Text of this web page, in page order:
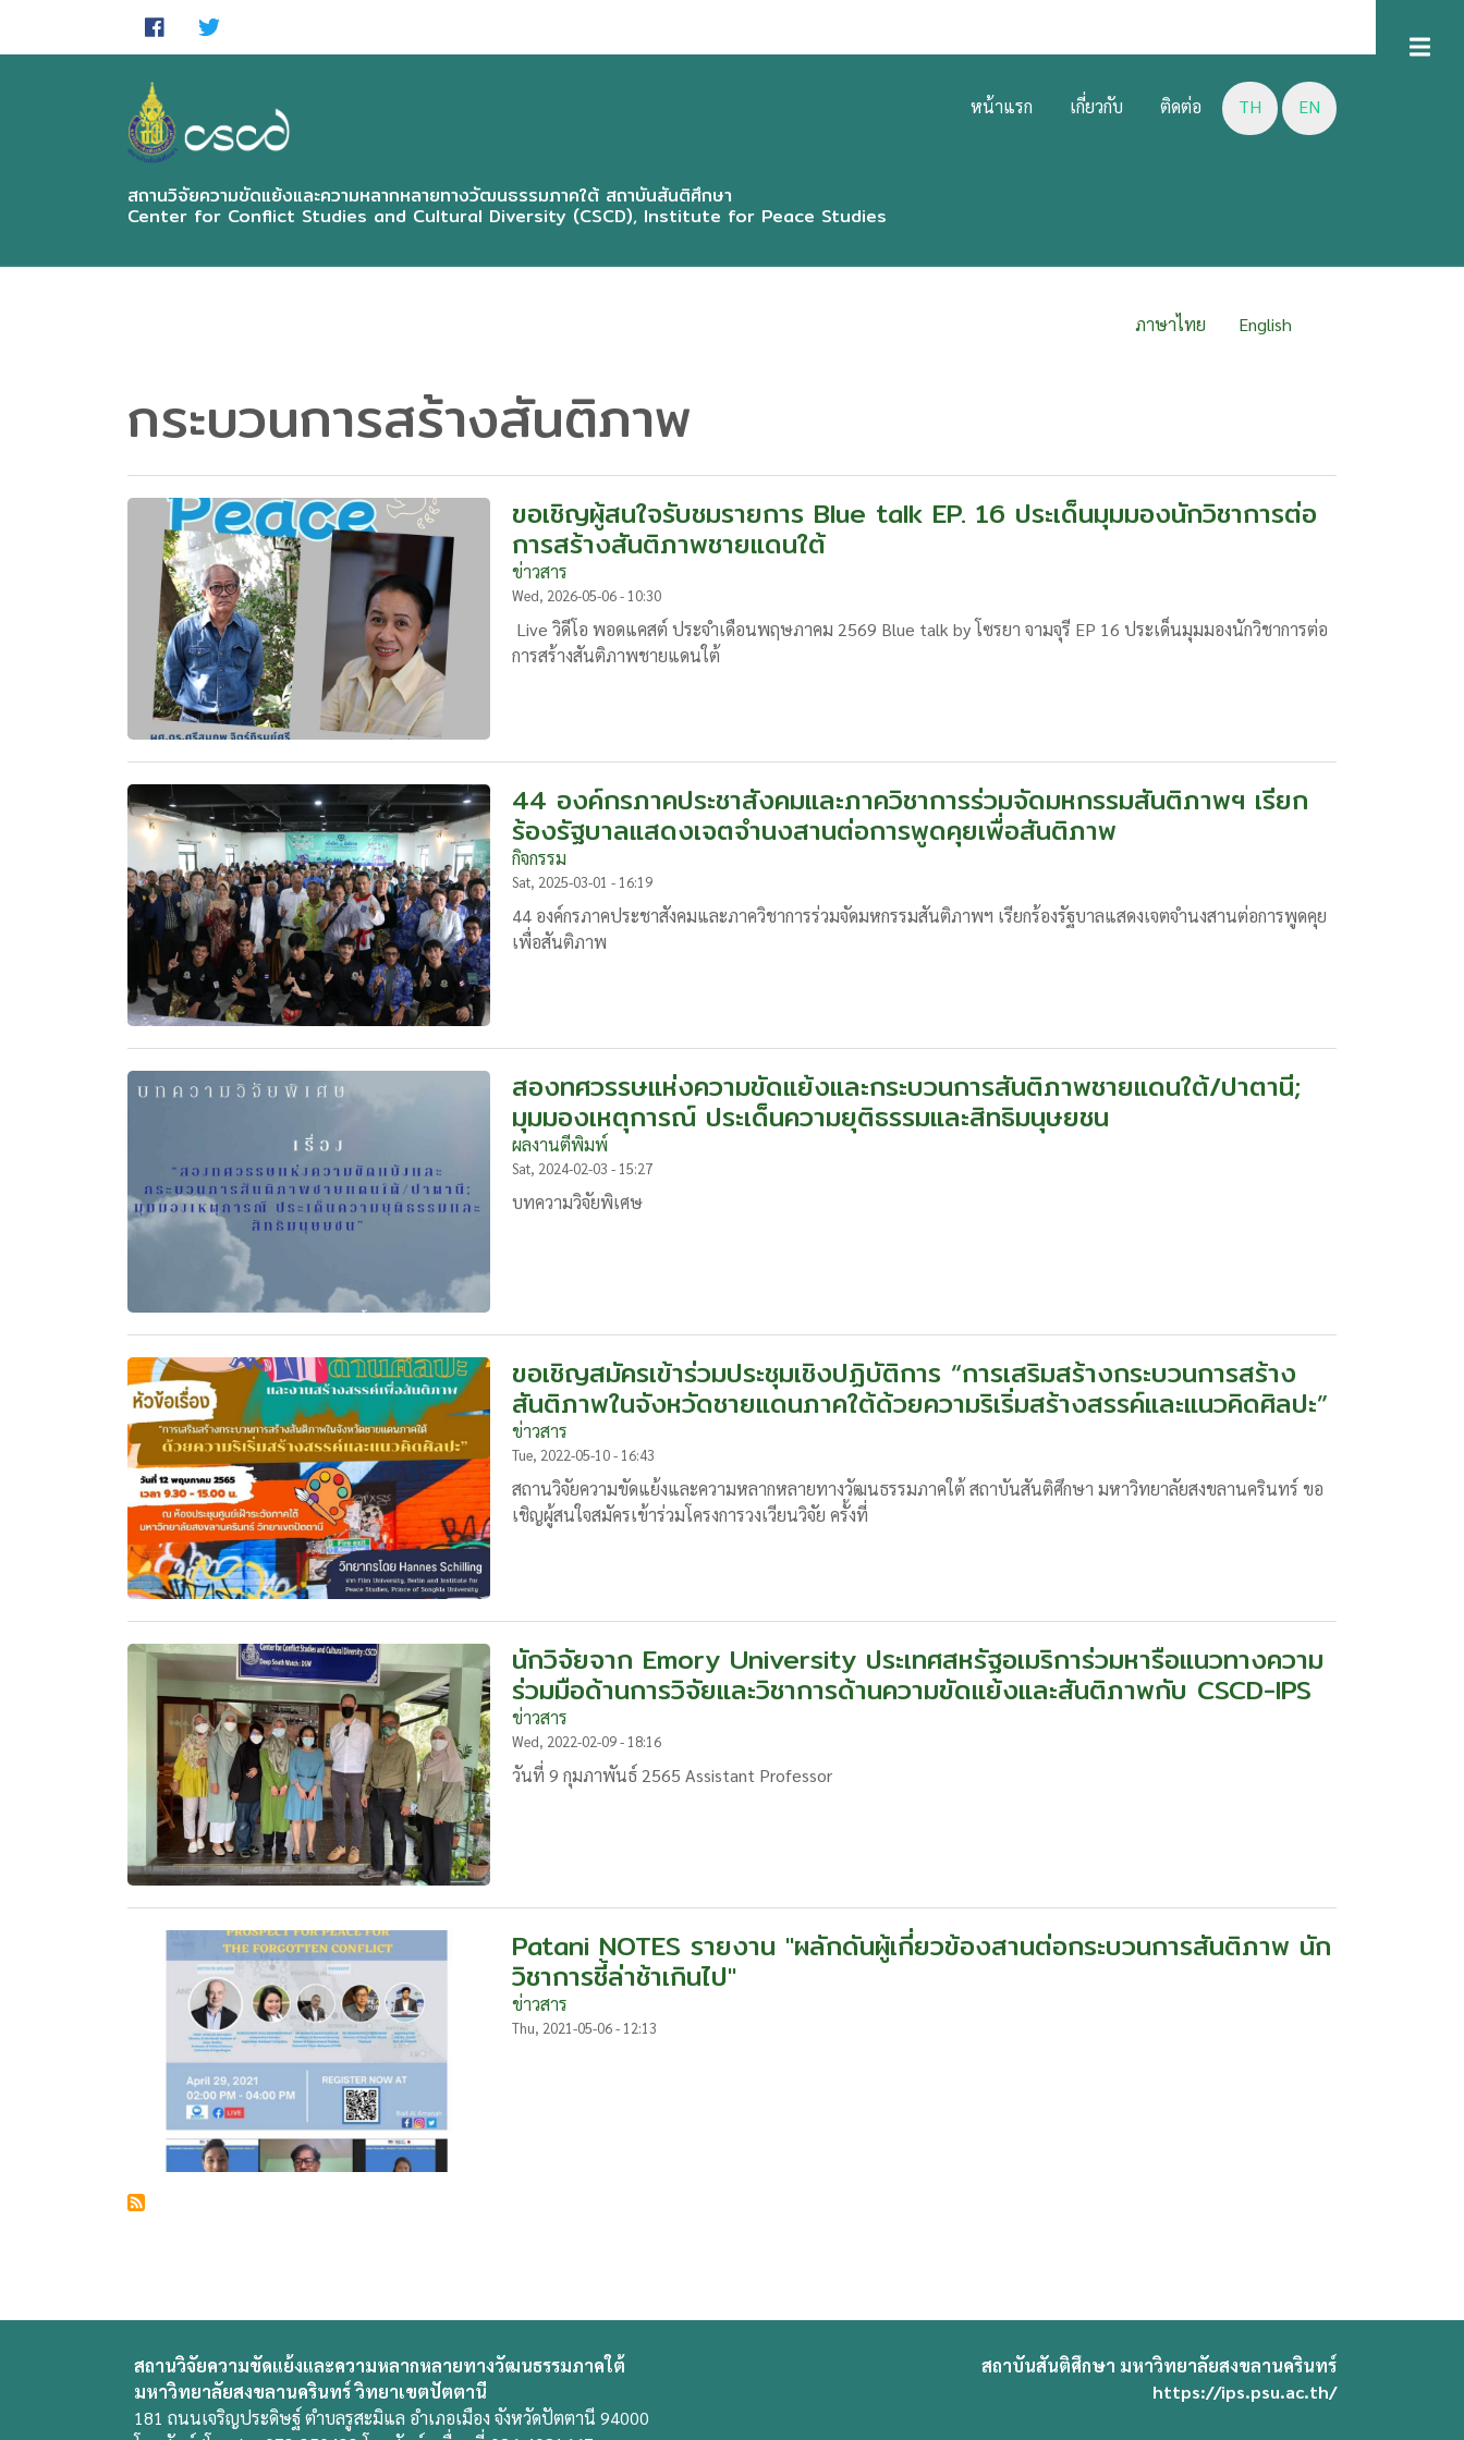
สถานวิจัยความขัดแย้งและความหลากหลายทางวัฒนธรรมภาคใต้ สถาบันสันติศึกษา
Center for Conflict Studies and Cultural Diversity (CSCD), Institute for Peace Studies
MENUหน้าแรก เกี่ยวกับ ติดต่อ TH EN
ภาษาไทย English
กระบวนการสร้างสันติภาพ
ขอเชิญผู้สนใจรับชมรายการ Blue talk EP. 16 ประเด็นมุมมองนักวิชาการต่อ
การสร้างสันติภาพชายแดนใต้
ข่าวสาร
Wed, 2026-05-06 - 10:30
Live วิดีโอ พอดแคสต์ ประจำเดือนพฤษภาคม 2569 Blue talk by โซรยา จามจุรี EP 16 ประเด็นมุมมองนักวิชาการต่อ
การสร้างสันติภาพชายแดนใต้
44 องค์กรภาคประชาสังคมและภาควิชาการร่วมจัดมหกรรมสันติภาพฯ เรียก
ร้องรัฐบาลแสดงเจตจำนงสานต่อการพูดคุยเพื่อสันติภาพ
กิจกรรม
Sat, 2025-03-01 - 16:19
44 องค์กรภาคประชาสังคมและภาควิชาการร่วมจัดมหกรรมสันติภาพฯ เรียกร้องรัฐบาลแสดงเจตจำนงสานต่อการพูดคุย
เพื่อสันติภาพ
สองทศวรรษแห่งความขัดแย้งและกระบวนการสันติภาพชายแดนใต้/ปาตานี;
มุมมองเหตุการณ์ ประเด็นความยุติธรรมและสิทธิมนุษยชน
ผลงานตีพิมพ์
Sat, 2024-02-03 - 15:27
บทความวิจัยพิเศษ
ขอเชิญสมัครเข้าร่วมประชุมเชิงปฏิบัติการ “การเสริมสร้างกระบวนการสร้าง
สันติภาพในจังหวัดชายแดนภาคใต้ด้วยความริเริ่มสร้างสรรค์และแนวคิดศิลปะ”
ข่าวสาร
Tue, 2022-05-10 - 16:43
สถานวิจัยความขัดแย้งและความหลากหลายทางวัฒนธรรมภาคใต้ สถาบันสันติศึกษา มหาวิทยาลัยสงขลานครินทร์ ขอ
เชิญผู้สนใจสมัครเข้าร่วมโครงการวงเวียนวิจัย ครั้งที่
นักวิจัยจาก Emory University ประเทศสหรัฐอเมริการ่วมหารือแนวทางความ
ร่วมมือด้านการวิจัยและวิชาการด้านความขัดแย้งและสันติภาพกับ CSCD-IPS
ข่าวสาร
Wed, 2022-02-09 - 18:16
วันที่ 9 กุมภาพันธ์ 2565 Assistant Professor
Patani NOTES รายงาน "ผลักดันผู้เกี่ยวข้องสานต่อกระบวนการสันติภาพ นัก
วิชาการชี้ล่าช้าเกินไป"
ข่าวสาร
Thu, 2021-05-06 - 12:13
สถานวิจัยความขัดแย้งและความหลากหลายทางวัฒนธรรมภาคใต้
มหาวิทยาลัยสงขลานครินทร์ วิทยาเขตปัตตานี
181 ถนนเจริญประดิษฐ์ ตำบลรูสะมิแล อำเภอเมือง จังหวัดปัตตานี 94000
สถาบันสันติศึกษา มหาวิทยาลัยสงขลานครินทร์
https://ips.psu.ac.th/